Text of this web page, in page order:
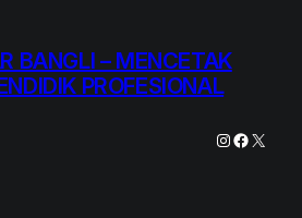
BANGLI – MENCETAK
PROFESIONAL
Instagram
X